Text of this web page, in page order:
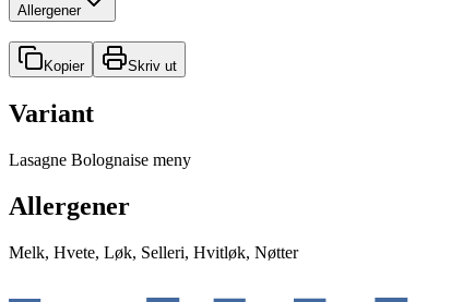
Allergener
Kopier Skriv ut
Variant
Lasagne Bolognaise meny
Allergener
Melk, Hvete, Løk, Selleri, Hvitløk, Nøtter